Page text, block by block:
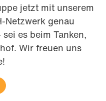
jetzt mit unserem
Netzwerk genau
es beim Tanken,
Wir freuen uns